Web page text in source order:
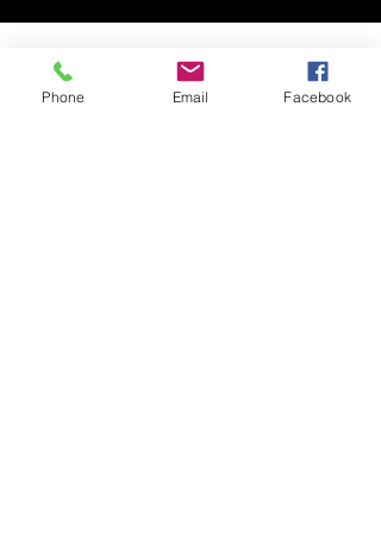
CONDIZIONI DI VENDITA
Phone Email Facebook